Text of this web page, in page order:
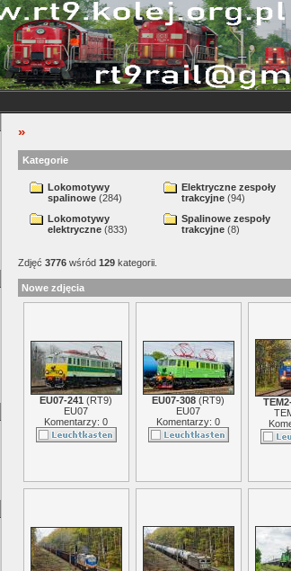
»
Kategorie
Lokomotywy
spalinowe(284)
Lokomotywy
elektryczne(833)
Elektryczne zespoły
trakcyjne(94)
Spalinowe zespoły
trakcyjne(8)
Zdjęć 3776wśród 129kategorii.
Nowe zdjęcia
EU07-241 (RT9)
EU07
Komentarzy: 0
EU07-308 (RT9)
EU07
Komentarzy: 0